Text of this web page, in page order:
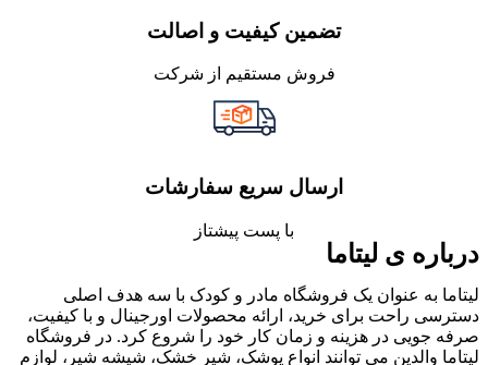
تضمین کیفیت و اصالت
فروش مستقیم از شرکت
ارسال سریع سفارشات
با پست پیشتاز
درباره ی لیتاما
لیتاما به عنوان یک فروشگاه مادر و کودک با سه هدف اصلی
دسترسی راحت برای خرید، ارائه محصولات اورجینال و با کیفیت،
صرفه جویی در هزینه و زمان کار خود را شروع کرد. در فروشگاه
لیتاما والدین می توانند انواع پوشک، شیر خشک، شیشه شیر، لوازم